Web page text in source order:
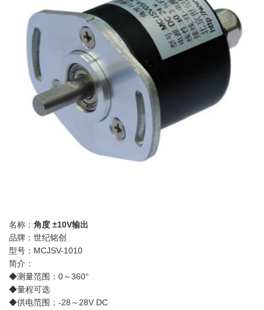
名称： 角度 ±10V输出
品牌：世纪铭创
型号：MCJSV-1010
简介：
◆测量范围：0～360°
◆量程可选
◆供电范围：-28～28V DC